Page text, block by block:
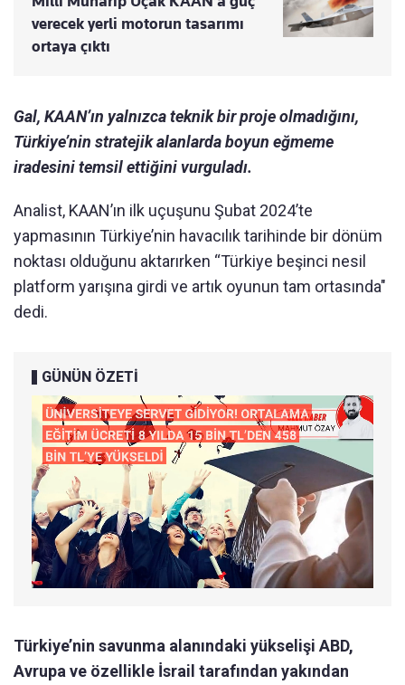
verecek yerli motorun tasarımı
ortaya çıktı
Gal, KAAN’ın yalnızca teknik bir proje olmadığını,
Türkiye’nin stratejik alanlarda boyun eğmeme
iradesini temsil ettiğini vurguladı.
Analist, KAAN’ın ilk uçuşunu Şubat 2024’te
yapmasının Türkiye’nin havacılık tarihinde bir dönüm
noktası olduğunu aktarırken “Türkiye beşinci nesil
platform yarışına girdi ve artık oyunun tam ortasında"
dedi.
GÜNÜN ÖZETİ
Türkiye’nin savunma alanındaki yükselişi ABD,
Avrupa ve özellikle İsrail tarafından yakından